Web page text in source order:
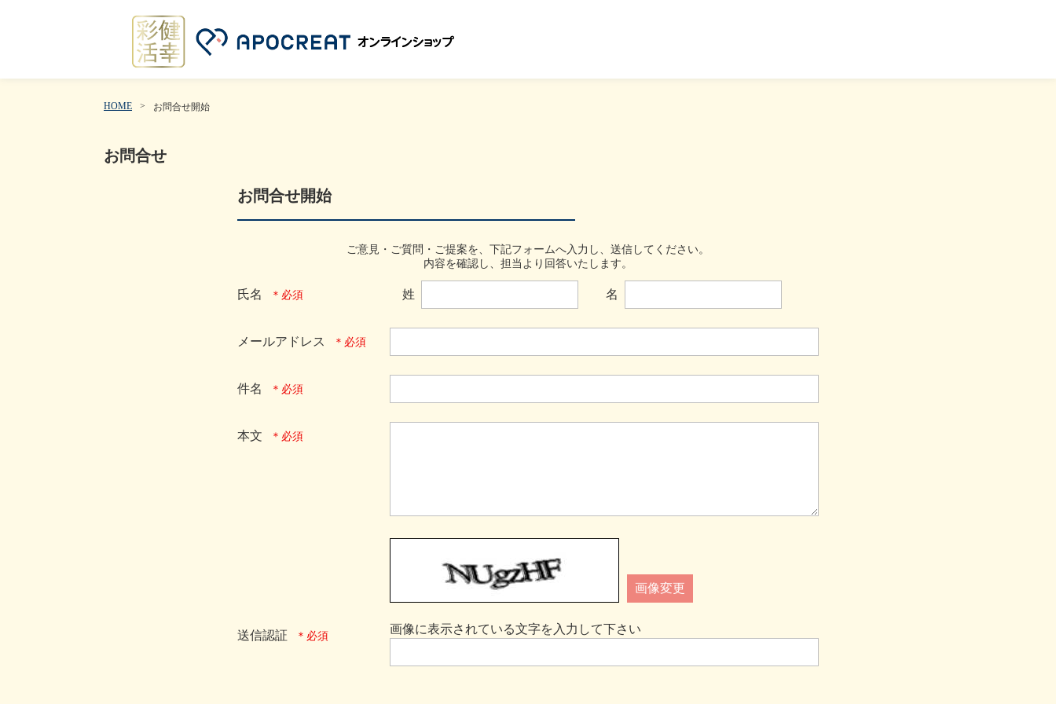
HOME お問合せ開始
お問合せ
お問合せ開始
ご意見・ご質問・ご提案を、下記フォームへ入力し、送信してください。
内容を確認し、担当より回答いたします。
氏名 姓 名
メールアドレス
件名
本文
画像変更
送信認証 画像に表示されている文字を入力して下さい